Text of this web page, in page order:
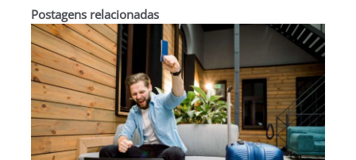
Postagens relacionadas